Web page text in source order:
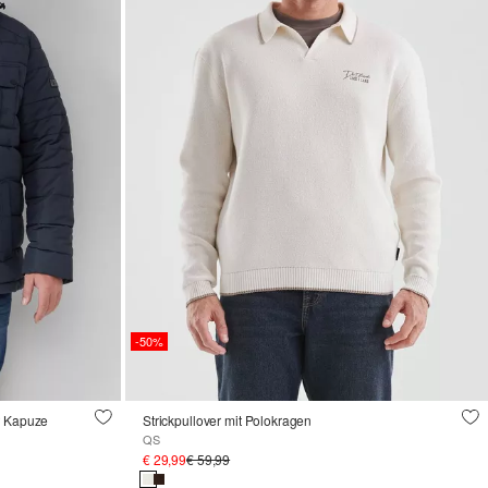
-50%
Strickpullover mit Polokragen
QS
€ 29,99€ 59,99